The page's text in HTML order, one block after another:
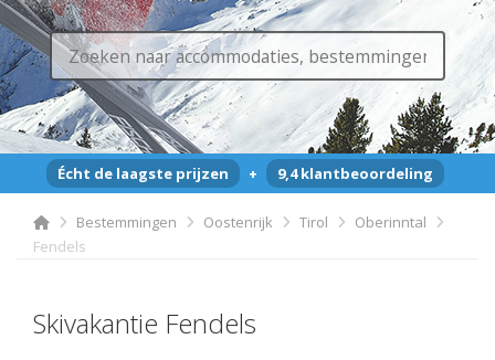
Écht de laagste prijzen + 9,4 klantbeoordeling
Bestemmingen Oostenrijk Tirol
Oberinntal
Fendels
Skivakantie Fendels